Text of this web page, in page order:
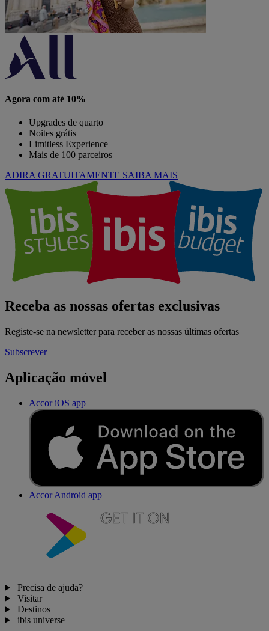
Agora com até 10%
Upgrades de quarto
Noites grátis
Limitless Experience
Mais de 100 parceiros
ADIRA GRATUITAMENTE SAIBA MAIS
Receba as nossas ofertas exclusivas
Registe-se na newsletter para receber as nossas últimas ofertas
Subscrever
Aplicação móvel
Accor iOS app
Accor Android app
Precisa de ajuda?
Visitar
Destinos
ibis universe